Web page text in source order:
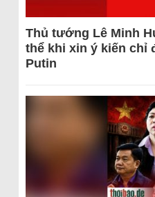
Thủ tướng Lê Minh
thể khi xin ý kiến chỉ
Putin